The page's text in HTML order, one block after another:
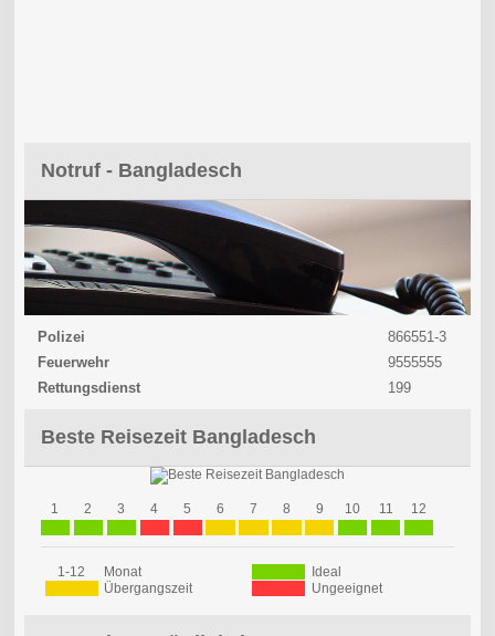
Notruf - Bangladesch
Polizei
866551-3
Feuerwehr
9555555
Rettungsdienst
199
Beste Reisezeit Bangladesch
1 2 3 4 5 6 7 8 9 10 11 12
1-12 Monat
Ideal
Übergangszeit
Ungeeignet